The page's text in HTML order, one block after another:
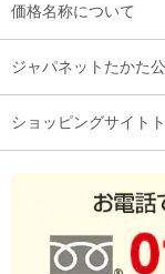
※「お客様の声」は実際
す。
価格名称について
ジャパネットたかた
ショッピングサイト